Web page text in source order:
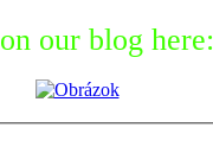
our blog here: